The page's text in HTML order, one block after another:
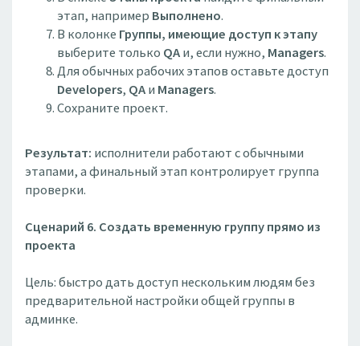
этап, например Выполнено.
В колонке Группы, имеющие доступ к этапу
выберите только QAи, если нужно, Managers.
Для обычных рабочих этапов оставьте доступ
Developers, QAи Managers.
Сохраните проект.
Результат: исполнители работают с обычными
этапами, а финальный этап контролирует группа
проверки.
Сценарий 6. Создать временную группу прямо из
проекта
Цель: быстро дать доступ нескольким людям без
предварительной настройки общей группы в
админке.